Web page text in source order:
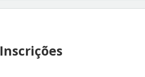
Inscrições